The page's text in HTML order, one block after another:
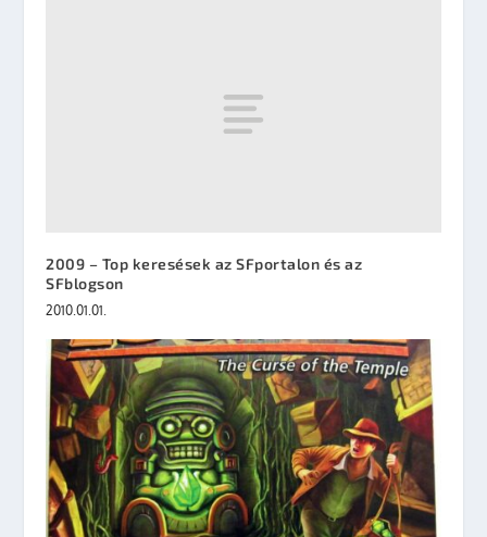
2009 – Top keresések az SFportalon és az
SFblogson
2010.01.01.